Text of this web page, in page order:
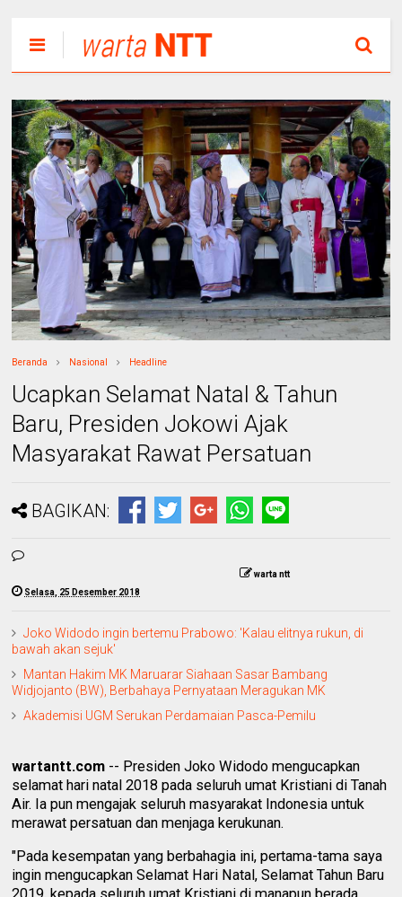
Beranda Nasional Headline
Ucapkan Selamat Natal & Tahun
Baru, Presiden Jokowi Ajak
Masyarakat Rawat Persatuan
BAGIKAN:
warta ntt
Selasa, 25 Desember 2018
Joko Widodo ingin bertemu Prabowo: 'Kalau elitnya rukun, di
bawah akan sejuk'
Mantan Hakim MK Maruarar Siahaan Sasar Bambang
Widjojanto (BW), Berbahaya Pernyataan Meragukan MK
Akademisi UGM Serukan Perdamaian Pasca-Pemilu
wartantt.com -- Presiden Joko Widodo mengucapkan
selamat hari natal 2018 pada seluruh umat Kristiani di Tanah
Air. Ia pun mengajak seluruh masyarakat Indonesia untuk
merawat persatuan dan menjaga kerukunan.
"Pada kesempatan yang berbahagia ini, pertama-tama saya
ingin mengucapkan Selamat Hari Natal, Selamat Tahun Baru